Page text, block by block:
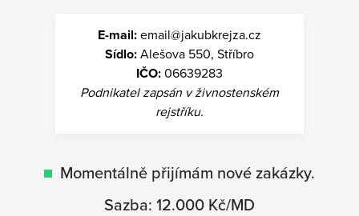
E-mail: email@jakubkrejza.cz
Sídlo:Alešova 550, Stříbro
IČO:06639283
Podnikatel zapsán v živnostenském
rejstříku.
Momentálně přijímám nové zakázky.
Sazba: 12.000 Kč/MD